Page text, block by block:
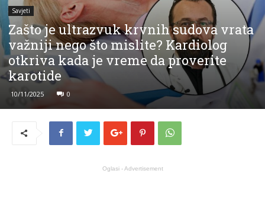
Savjeti
Zašto je ultrazvuk krvnih sudova vrata
važniji nego što mislite? Kardiolog
otkriva kada je vreme da proverite
karotide
10/11/2025 0
Oglasi - Advertisement